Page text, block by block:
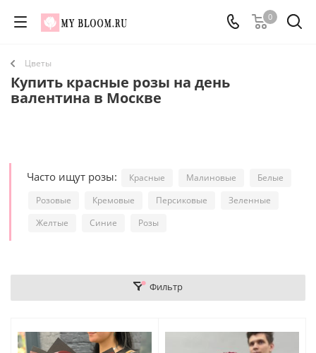
0
Цветы
Купить красные розы на день
валентина в Москве
Часто ищут розы: Красные Малиновые
Белые
Розовые
Кремовые Персиковые
Зеленные
Желтые
Синие Розы
Фильтр